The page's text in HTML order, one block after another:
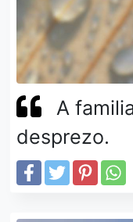
A
desprezo.